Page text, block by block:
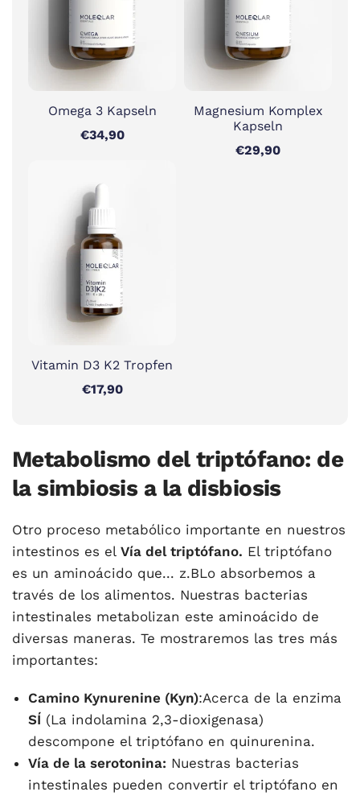
Omega 3 Kapseln
€34,90
Magnesium Komplex
Kapseln
€29,90
Vitamin D3 K2 Tropfen
€17,90
Metabolismo del triptófano: de
la simbiosis a la disbiosis
Otro proceso metabólico importante en nuestros
intestinos es el Vía del triptófano. El triptófano
es un aminoácido que... z.BLo absorbemos a
través de los alimentos. Nuestras bacterias
intestinales metabolizan este aminoácido de
diversas maneras. Te mostraremos las tres más
importantes:
Camino Kynurenine (Kyn):Acerca de la enzima
SÍ (La indolamina 2,3-dioxigenasa)
descompone el triptófano en quinurenina.
Vía de la serotonina: Nuestras bacterias
intestinales pueden convertir el triptófano en